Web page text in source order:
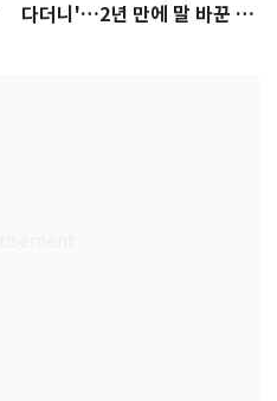
다더니'…2년 만에 말 바꾼 이